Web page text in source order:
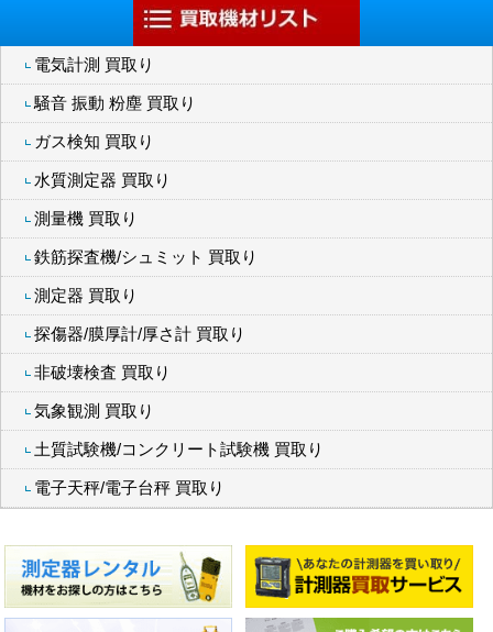
電気計測 買取り
騒音 振動 粉塵 買取り
ガス検知 買取り
水質測定器 買取り
測量機 買取り
鉄筋探査機/シュミット 買取り
測定器 買取り
探傷器/膜厚計/厚さ計 買取り
非破壊検査 買取り
気象観測 買取り
土質試験機/コンクリート試験機 買取り
電子天秤/電子台秤 買取り